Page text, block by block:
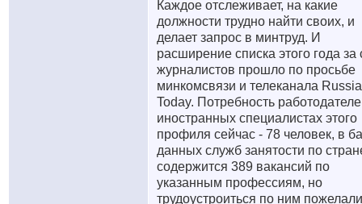
Каждое отслеживает, на какие
должности трудно найти своих, и
делает запрос в минтруд. И
расширение списка этого года за
журналистов прошло по просьбе
минкомсвязи и телеканала Russia
Today. Потребность
иностранных специалистах этого
профиля сейчас - 78 человек, в
данных служб занятости по
содержится 389 вакансий по
указанным профессиям, но
трудоустроиться по ним пожелали